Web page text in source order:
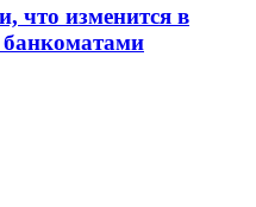
что изменится в
банкоматами